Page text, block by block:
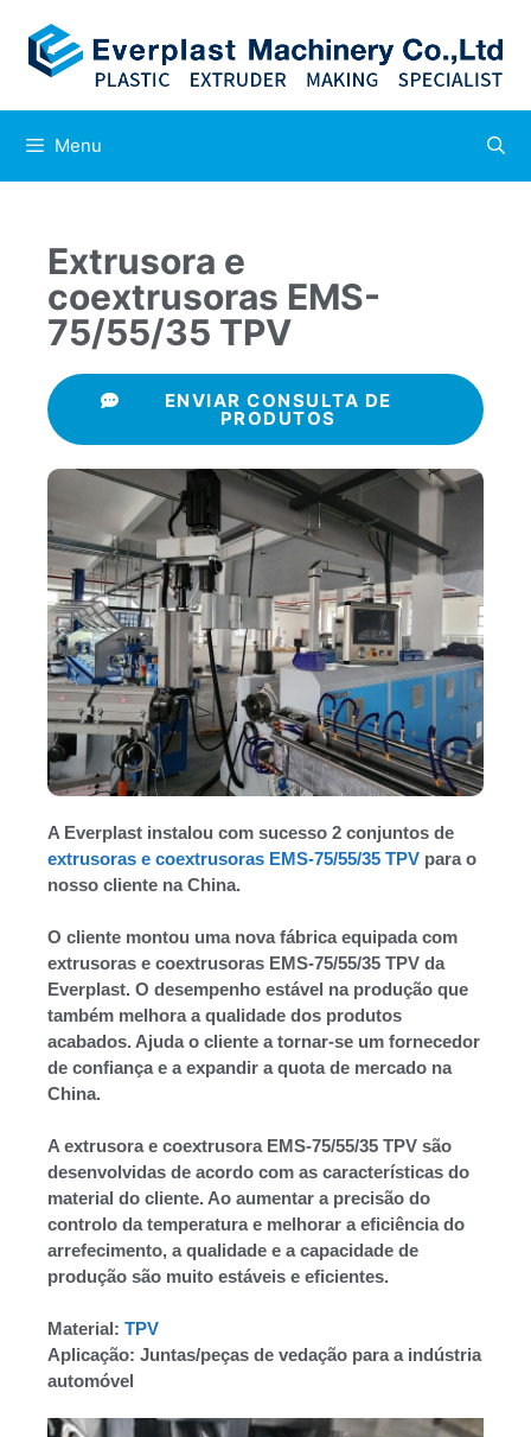
Menu
Extrusora e
coextrusoras EMS-
75/55/35 TPV
ENVIAR CONSULTA DE
PRODUTOS
A Everplast instalou com sucesso 2 conjuntos de
extrusoras e coextrusoras EMS-75/55/35 TPV para o
nosso cliente na China.
O cliente montou uma nova fábrica equipada com
extrusoras e coextrusoras EMS-75/55/35 TPV da
Everplast. O desempenho estável na produção que
também melhora a qualidade dos produtos
acabados. Ajuda o cliente a tornar-se um fornecedor
de confiança e a expandir a quota de mercado na
China.
A extrusora e coextrusora EMS-75/55/35 TPV são
desenvolvidas de acordo com as características do
material do cliente. Ao aumentar a precisão do
controlo da temperatura e melhorar a eficiência do
arrefecimento, a qualidade e a capacidade de
produção são muito estáveis e eficientes.
Material: TPV
Aplicação: Juntas/peças de vedação para a indústria
automóvel